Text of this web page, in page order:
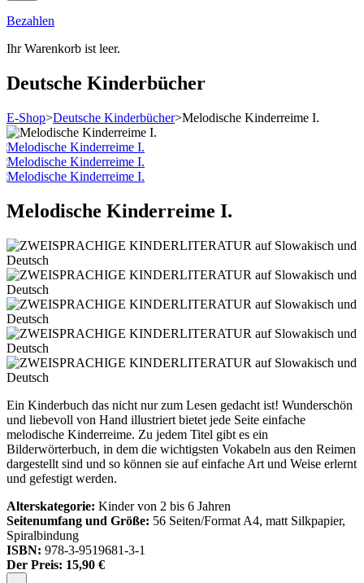
Bezahlen
Ihr Warenkorb ist leer.
Deutsche Kinderbücher
E-Shop>Deutsche Kinderbücher>Melodische Kinderreime I.
Melodische Kinderreime I.
Ein Kinderbuch das nicht nur zum Lesen gedacht ist! Wunderschön
und liebevoll von Hand illustriert bietet jede Seite einfache
melodische Kinderreime. Zu jedem Titel gibt es ein
Bilderwörterbuch, in dem die wichtigsten Vokabeln aus den Reimen
dargestellt sind und so können sie auf einfache Art und Weise erlernt
und gefestigt werden.
Alterskategorie:Kinder von 2 bis 6 Jahren
Seitenumfang und Größe:56 Seiten/Format A4, matt Silkpapier,
Spiralbindung
ISBN:978-3-9519681-3-1
Der Preis:15,90 €